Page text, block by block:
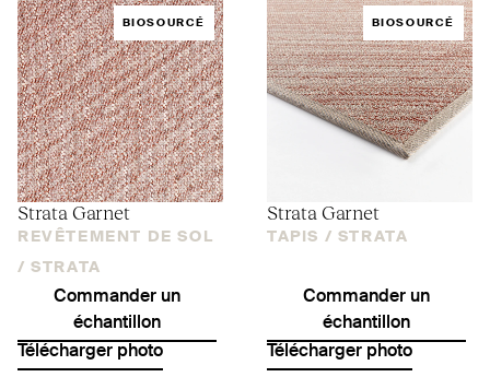
BIOSOURCÉ
Strata Garnet
REVÊTEMENT DE SOL
/ STRATA
Commander un
échantillon
Télécharger photo
BIOSOURCÉ
Strata Garnet
TAPIS / STRATA
Commander un
échantillon
Télécharger photo